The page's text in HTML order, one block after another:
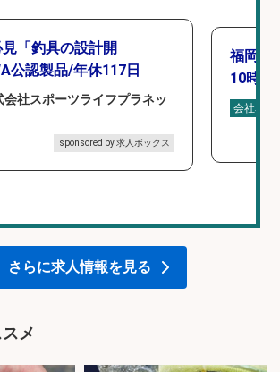
「釣具の設計開
公認製品/年休117日
会社スポーツライフプラネッ
sponsored by 求人ボックス
福岡「
10時間
会社名
さらに求人情報を見る
メ